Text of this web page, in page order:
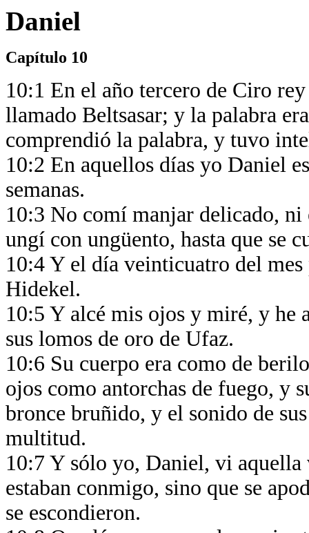
Daniel
Capítulo 10
10:1 En el año tercero de Ciro
llamado Beltsasar; y la palabra
comprendió la palabra, y tuvo
10:2 En aquellos días yo Daniel
semanas.
10:3 No comí manjar delicado,
ungí con ungüento, hasta que se
10:4 Y el día veinticuatro del
Hidekel.
10:5 Y alcé mis ojos y miré, y he
sus lomos de oro de Ufaz.
10:6 Su cuerpo era como de
ojos como antorchas de fuego, y
bronce bruñido, y el sonido de
multitud.
10:7 Y sólo yo, Daniel, vi
estaban conmigo, sino que se
se escondieron.